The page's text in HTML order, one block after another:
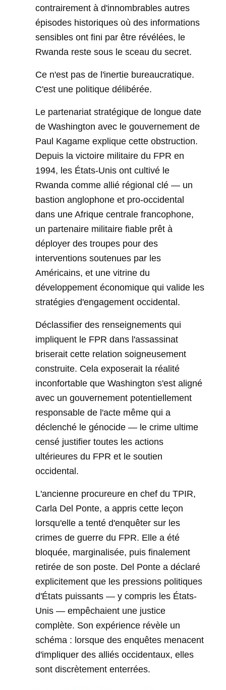
contrairement à d'innombrables autres
épisodes historiques où des informations
sensibles ont fini par être révélées, le
Rwanda reste sous le sceau du secret.
Ce n'est pas de l'inertie bureaucratique.
C'est une politique délibérée.
Le partenariat stratégique de longue date
de Washington avec le gouvernement de
Paul Kagame explique cette obstruction.
Depuis la victoire militaire du FPR en
1994, les États-Unis ont cultivé le
Rwanda comme allié régional clé — un
bastion anglophone et pro-occidental
dans une Afrique centrale francophone,
un partenaire militaire fiable prêt à
déployer des troupes pour des
interventions soutenues par les
Américains, et une vitrine du
développement économique qui valide les
stratégies d'engagement occidental.
Déclassifier des renseignements qui
impliquent le FPR dans l'assassinat
briserait cette relation soigneusement
construite. Cela exposerait la réalité
inconfortable que Washington s'est aligné
avec un gouvernement potentiellement
responsable de l'acte même qui a
déclenché le génocide — le crime ultime
censé justifier toutes les actions
ultérieures du FPR et le soutien
occidental.
L'ancienne procureure en chef du TPIR,
Carla Del Ponte, a appris cette leçon
lorsqu'elle a tenté d'enquêter sur les
crimes de guerre du FPR. Elle a été
bloquée, marginalisée, puis finalement
retirée de son poste. Del Ponte a déclaré
explicitement que les pressions politiques
d'États puissants — y compris les États-
Unis — empêchaient une justice
complète. Son expérience révèle un
schéma : lorsque des enquêtes menacent
d'impliquer des alliés occidentaux, elles
sont discrètement enterrées.